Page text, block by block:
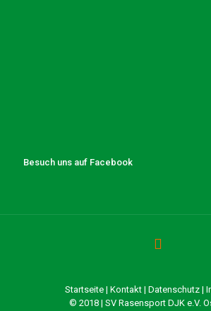
Besuch uns auf Facebook
Startseite| Kontakt| Datenschutz|
© 2018 | SV Rasensport DJK e.V.